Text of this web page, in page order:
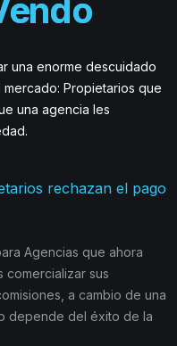
una enorme descuidado
mercado: Propietarios que
una agencia les
rechazan el pago
Agencias que ahora
sus
a cambio de una
depende del éxito de la